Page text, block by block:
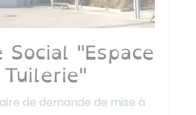
Social "Espace
Tuilerie"
de demande de mise à